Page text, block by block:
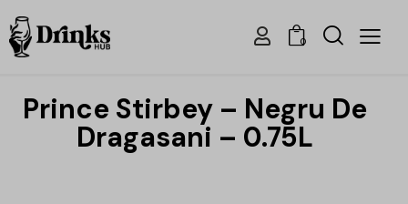
0
Prince Stirbey – Negru De
Dragasani – 0.75L